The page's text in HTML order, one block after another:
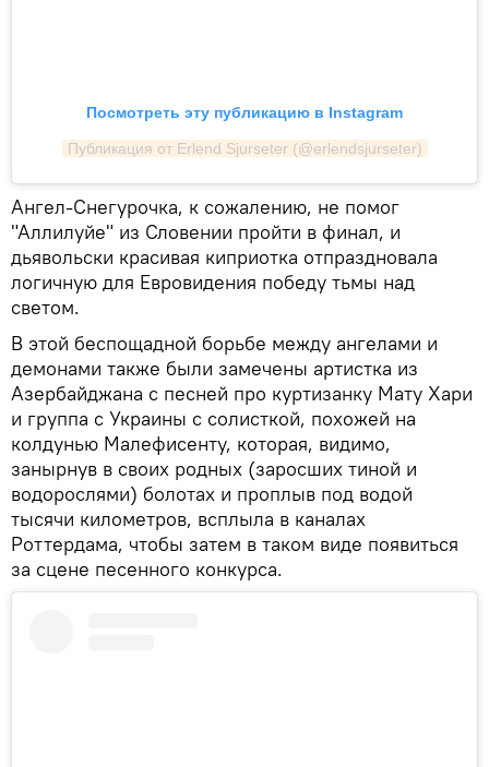
Посмотреть эту публикацию в Instagram
Публикация от Erlend Sjurseter (@erlendsjurseter)
Ангел-Снегурочка, к сожалению, не помог
"Аллилуйе" из Словении пройти в финал, и
дьявольски красивая киприотка отпраздновала
логичную для Евровидения победу тьмы над
светом.
В этой беспощадной борьбе между ангелами и
демонами также были замечены артистка из
Азербайджана с песней про куртизанку Мату Хари
и группа с Украины с солисткой, похожей на
колдунью Малефисенту, которая, видимо,
занырнув в своих родных (заросших тиной и
водорослями) болотах и проплыв под водой
тысячи километров, всплыла в каналах
Роттердама, чтобы затем в таком виде появиться
за сцене песенного конкурса.